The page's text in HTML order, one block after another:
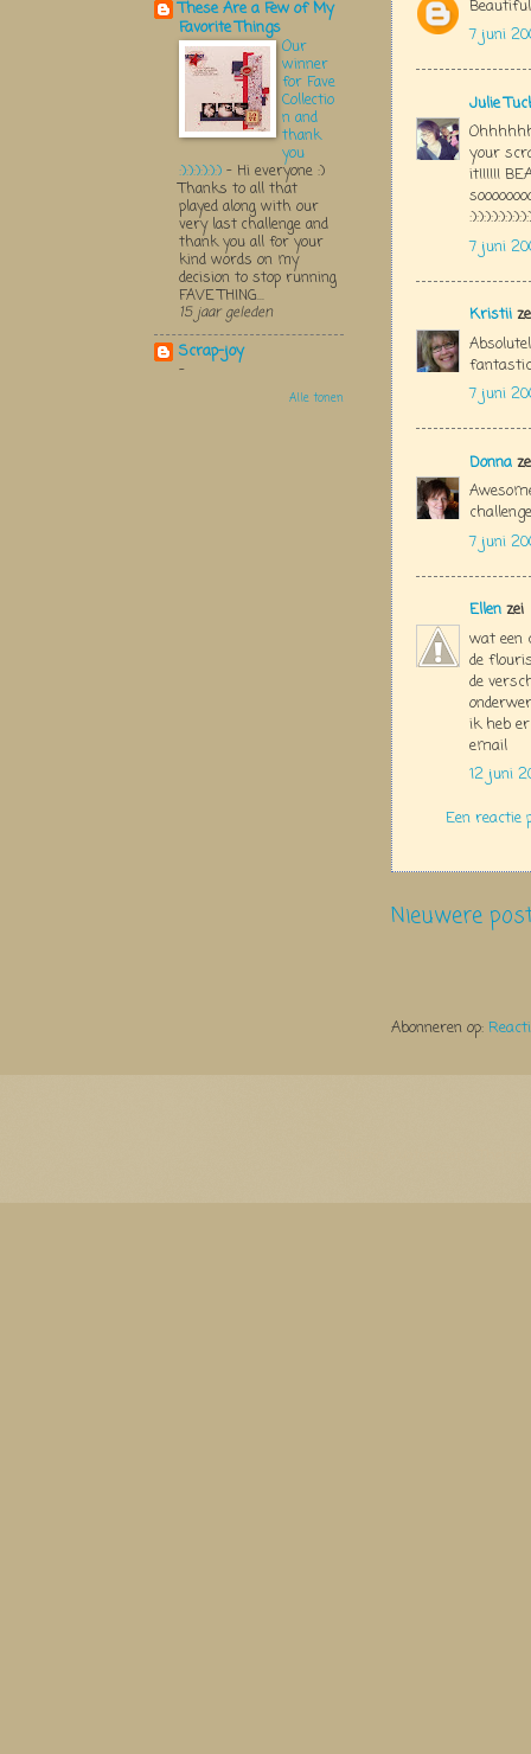
7 juni
Julie
your
it!!!!!!
7 juni
Kristii
7 juni
Donna
7 juni
Ellen zei
wat een
de
de
ik heb
email
12 juni
Een reactie
Nieuwere
Abonneren op:
These Are a Few of My
Favorite Things
Our
winner
for Fave
Collectio
n and
thank
you
:):):):):):) - Hi everyone :)
Thanks to all that
played along with our
very last challenge and
thank you all for your
kind words on my
decision to stop running
FAVE THING...
15 jaar geleden
Scrap-joy
-
Alle tonen